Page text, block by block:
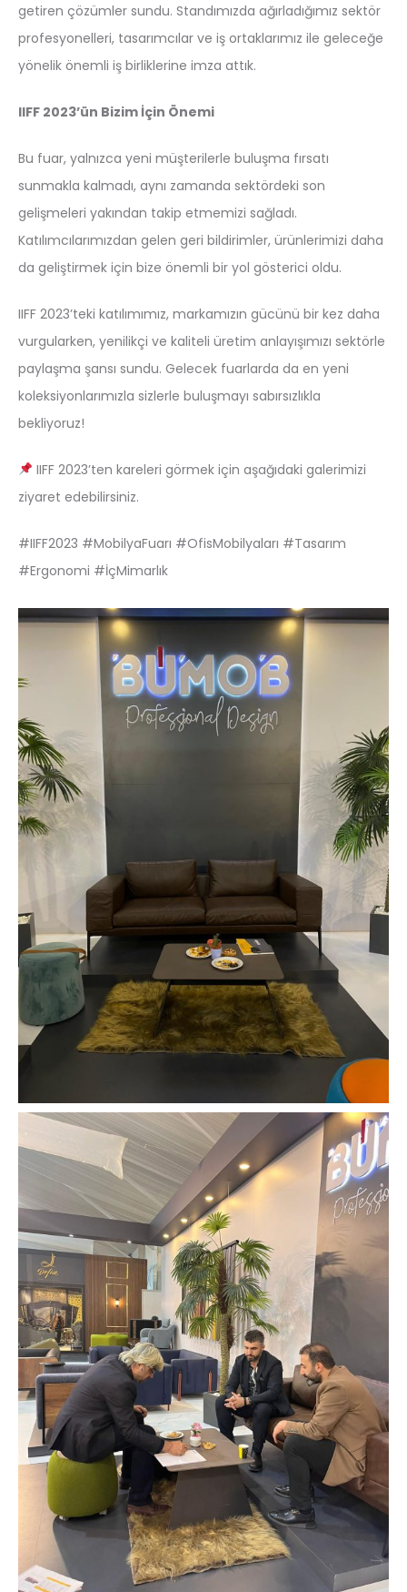
getiren çözümler sundu. Standımızda ağırladığımız sektör
profesyonelleri, tasarımcılar ve iş ortaklarımız ile geleceğe
yönelik önemli iş birliklerine imza attık.
IIFF 2023’ün Bizim İçin Önemi
Bu fuar, yalnızca yeni müşterilerle buluşma fırsatı
sunmakla kalmadı, aynı zamanda sektördeki son
gelişmeleri yakından takip etmemizi sağladı.
Katılımcılarımızdan gelen geri bildirimler, ürünlerimizi daha
da geliştirmek için bize önemli bir yol gösterici oldu.
IIFF 2023’teki katılımımız, markamızın gücünü bir kez daha
vurgularken, yenilikçi ve kaliteli üretim anlayışımızı sektörle
paylaşma şansı sundu. Gelecek fuarlarda da en yeni
koleksiyonlarımızla sizlerle buluşmayı sabırsızlıkla
bekliyoruz!
IIFF 2023’ten kareleri görmek için aşağıdaki galerimizi
ziyaret edebilirsiniz.
#IIFF2023 #MobilyaFuarı #OfisMobilyaları #Tasarım
#Ergonomi #İçMimarlık